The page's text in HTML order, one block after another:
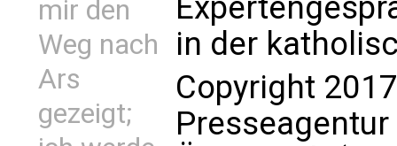
mir den
Weg nach
Ars
gezeigt;
in der
Copyright
Presseagentur